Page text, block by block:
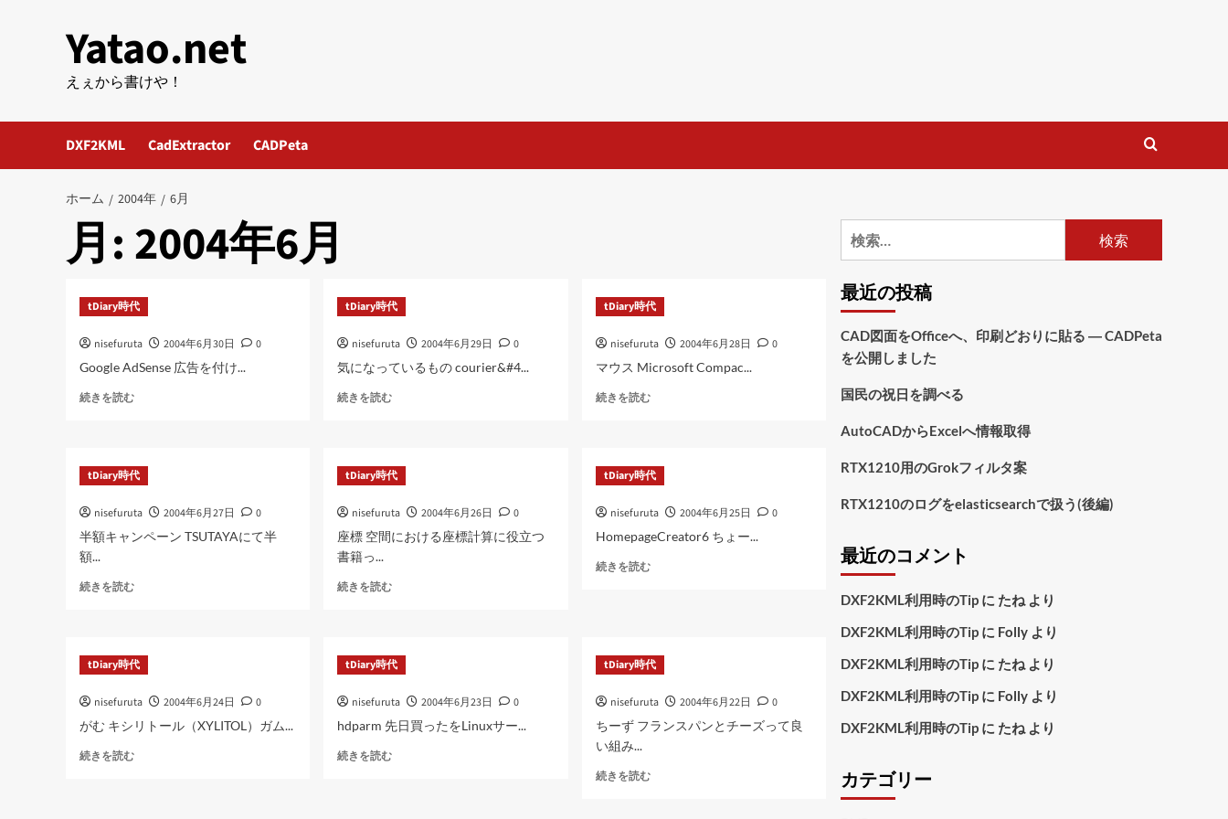
ッ
Yatao.net
えぇから書けや！
DXF2KML CadExtractor CADPeta
ホーム 2004年 6月
月:2004年6月
tDiary時代
nisefuruta 2004年6月30日
0
Google AdSense 広告を付け...
続きを読むに
さ
ら
読
む
tDiary時代
nisefuruta 2004年6月29日
0
気になっているもの courier&#4...
続きを読むに
さ
ら
読
む
tDiary時代
nisefuruta 2004年6月28日
0
マウス Microsoft Compac...
続きを読むに
さ
ら
読
む
tDiary時代
nisefuruta 2004年6月27日
0
半額キャンペーン TSUTAYAにて半
額...
続きを読むに
さ
ら
読
む
tDiary時代
nisefuruta 2004年6月26日
0
座標 空間における座標計算に役立つ
書籍っ...
続きを読むに
さ
ら
読
む
tDiary時代
nisefuruta 2004年6月25日
0
HomepageCreator6 ちょー...
続きを読むに
に
む
tDiary時代
nisefuruta 2004年6月24日
0
がむ キシリトール（XYLITOL）ガム...
続きを読むに
tDiary時代
nisefuruta 2004年6月23日
0
hdparm 先日買ったをLinuxサー...
続きを読むに
tDiary時代
nisefuruta 2004年6月22日
0
ちーず フランスパンとチーズって良
い組み...
続きを読むに
検
索:
最近の投稿
CAD図面をOfficeへ、印刷どおりに貼る ― CADPeta
を公開しました
国民の祝日を調べる
AutoCADからExcelへ情報取得
RTX1210用のGrokフィルタ案
RTX1210のログをelasticsearchで扱う(後編)
最近のコメント
DXF2KML利用時のTipに たねより
DXF2KML利用時のTipに Follyより
DXF2KML利用時のTipに たねより
DXF2KML利用時のTipに Follyより
DXF2KML利用時のTipに たねより
カテゴリー